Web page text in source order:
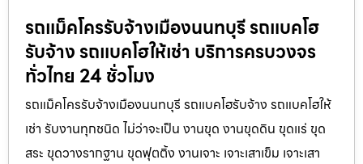
รถแม็คโครรับจ้างเมืองนนทบุรี รถแบคโฮ
รับจ้าง รถแบคโฮให้เช่า บริการครบวงจร
ทั่วไทย 24 ชั่วโมง
รถแม็คโครรับจ้างเมืองนนทบุรี รถแบคโฮรับจ้าง รถแบคโฮให้
เช่า รับงานทุกชนิด ไม่ว่าจะเป็น งานขุด งานขุดดิน ขุดแร่ ขุด
สระ ขุดวางรากฐาน ขุดฟุตติ้ง งานเจาะ เจาะเสาเข็ม เจาะเสา